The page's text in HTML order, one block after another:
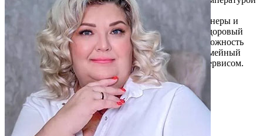
воды 32–34°C для детей от 2 месяцев до 8 лет.
Индивидуальный подход, сертифицированные тренеры и
забота о развитии детей. Проект популяризирует здоровый
образ жизни, укрепляет иммунитет и снижает тревожность
родителей. «Акваклаб» — социально значимый семейный
проект с экологичным подходом и современным сервисом.
Читать описание
Перейти на сайт